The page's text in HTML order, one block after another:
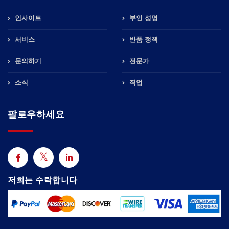
인사이트
서비스
문의하기
소식
부인 성명
반품 정책
전문가
직업
팔로우하세요
저희는 수락합니다